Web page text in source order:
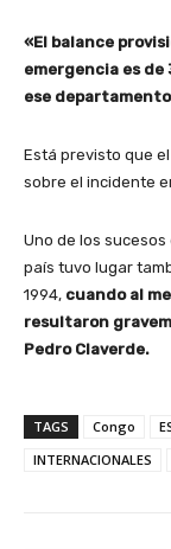
«El balance
emergencia es de
ese
Está previsto que
sobre el incidente
Uno de los
país tuvo lugar
1994, cuando al
resultaron
Pedro Claverde.
TAGS Congo
INTERNACIONALES